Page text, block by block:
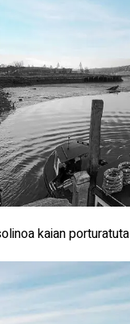
kaian porturatuta